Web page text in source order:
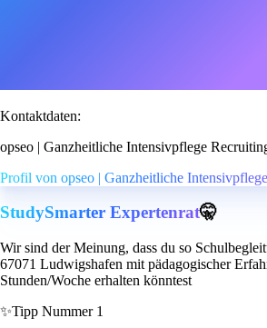
Kontaktdaten:
opseo | Ganzheitliche Intensivpflege
Profil von opseo | Ganzheitliche
StudySmarter Expertenrat🤫
Wir sind der Meinung, dass du so
67071 Ludwigshafen mit pädagogischer
Stunden/Woche erhalten könntest
✨Tipp Nummer 1